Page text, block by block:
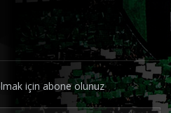
için abone olunuz